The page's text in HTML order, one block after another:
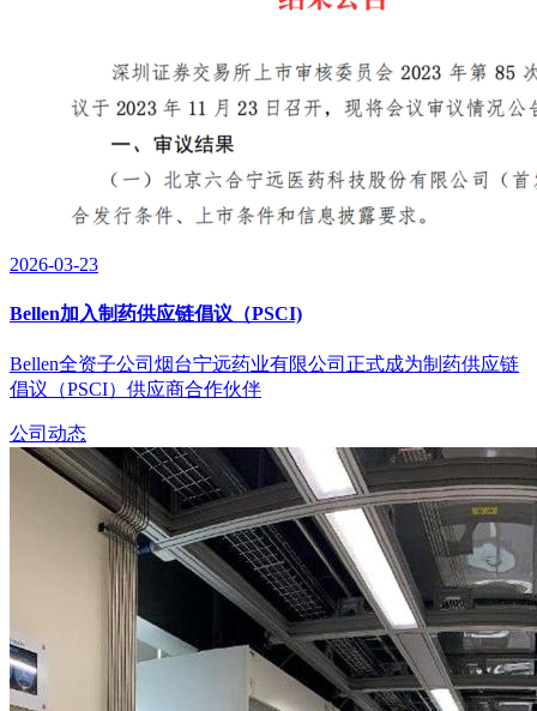
2026-03-23
Bellen加入制药供应链倡议（PSCI)
Bellen全资子公司烟台宁远药业有限公司正式成为制药供应链
倡议（PSCI）供应商合作伙伴
公司动态